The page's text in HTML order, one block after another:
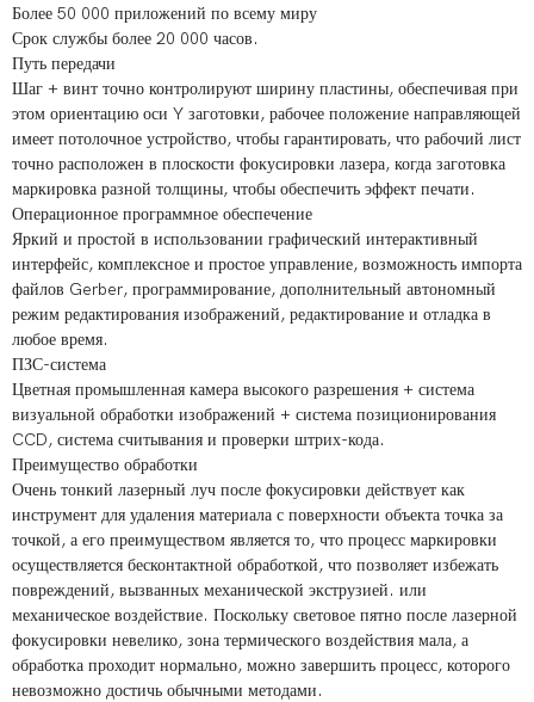
Более 50 000 приложений по всему миру
Срок службы более 20 000 часов.
Путь передачи
Шаг + винт точно контролируют ширину пластины, обеспечивая при
этом ориентацию оси Y заготовки, рабочее положение направляющей
имеет потолочное устройство, чтобы гарантировать, что рабочий лист
точно расположен в плоскости фокусировки лазера, когда заготовка
маркировка разной толщины, чтобы обеспечить эффект печати.
Операционное программное обеспечение
Яркий и простой в использовании графический интерактивный
интерфейс, комплексное и простое управление, возможность импорта
файлов Gerber, программирование, дополнительный автономный
режим редактирования изображений, редактирование и отладка в
любое время.
ПЗС-система
Цветная промышленная камера высокого разрешения + система
визуальной обработки изображений + система позиционирования
CCD, система считывания и проверки штрих-кода.
Преимущество обработки
Очень тонкий лазерный луч после фокусировки действует как
инструмент для удаления материала с поверхности объекта точка за
точкой, а его преимуществом является то, что процесс маркировки
осуществляется бесконтактной обработкой, что позволяет избежать
повреждений, вызванных механической экструзией. или
механическое воздействие. Поскольку световое пятно после лазерной
фокусировки невелико, зона термического воздействия мала, а
обработка проходит нормально, можно завершить процесс, которого
невозможно достичь обычными методами.